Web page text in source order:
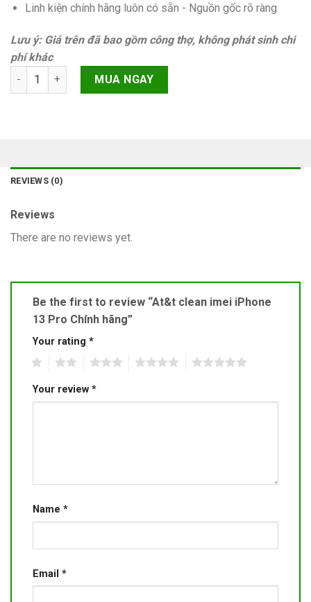
Linh kiện chính hãng luôn có sẵn - Nguồn gốc rõ ràng
Lưu ý: Giá trên đã bao gồm công thợ, không phát sinh chi
phí khác
At&t clean imei iPhone 13 Pro Chính hãng quantity
MUA NGAY
REVIEWS (0)
Reviews
There are no reviews yet.
Be the first to review “At&t clean imei iPhone
13 Pro Chính hãng”
Your rating *
Your review *
Name *
Email *